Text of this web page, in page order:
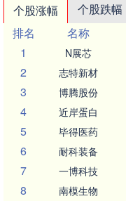
个股涨幅 个股跌幅
排名
名称
1
N展芯
2 志特新材
3 博腾股份
4 近岸蛋白
5 毕得医药
6 耐科装备
7 一博科技
8 南模生物